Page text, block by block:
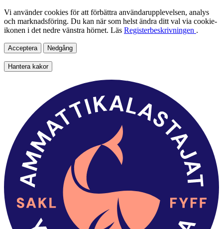
Vi använder cookies för att förbättra användarupplevelsen, analys
och marknadsföring. Du kan när som helst ändra ditt val via cookie-
ikonen i det nedre vänstra hörnet. Läs Registerbeskrivningen .
Acceptera Nedgång
Hantera kakor